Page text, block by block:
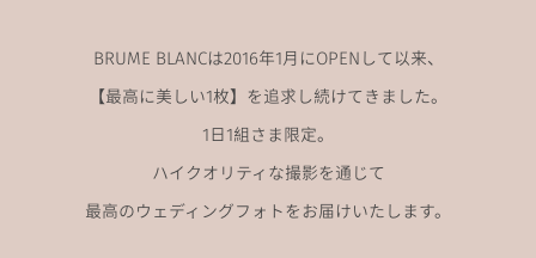
BRUME BLANCは2016年1月にOPENして以来、
【最高に美しい1枚】を追求し続けてきました。
1日1組さま限定。
ハイクオリティな撮影を通じて
最高のウェディングフォトをお届けいたします。